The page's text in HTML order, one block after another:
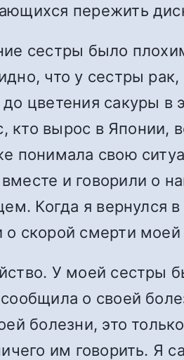
пережить
сестры было
что у сестры
цветения сакуры в
кто вырос в Японии,
понимала свою
и говорили о
Когда я вернулся в
скорой смерти моей
У моей сестры
о своей
болезни, это
им говорить. Я